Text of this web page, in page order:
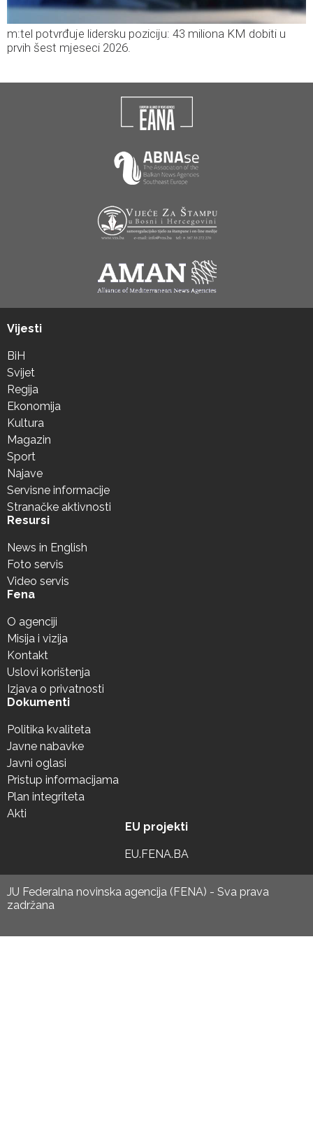
m:tel potvrđuje lidersku poziciju: 43 miliona KM dobiti u
prvih šest mjeseci 2026.
Vijesti
BiH
Svijet
Regija
Ekonomija
Kultura
Magazin
Sport
Najave
Servisne informacije
Stranačke aktivnosti
Resursi
News in English
Foto servis
Video servis
Fena
O agenciji
Misija i vizija
Kontakt
Uslovi korištenja
Izjava o privatnosti
Dokumenti
Politika kvaliteta
Javne nabavke
Javni oglasi
Pristup informacijama
Plan integriteta
Akti
EU projekti
EU.FENA.BA
JU Federalna novinska agencija (FENA) - Sva prava
zadržana